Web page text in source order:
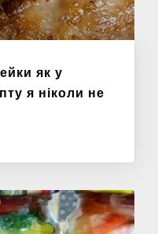
як у
я ніколи не